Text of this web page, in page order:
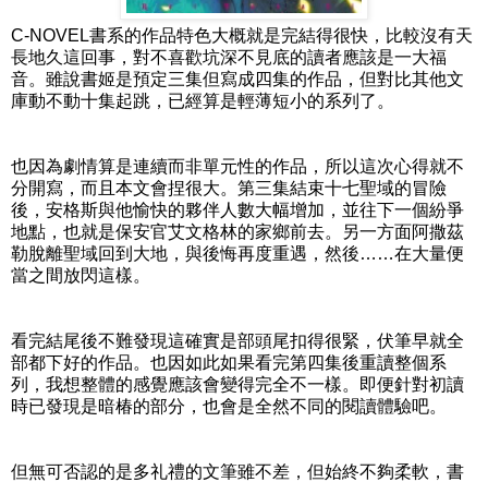
C-NOVEL書系的作品特色大概就是完結得很快，比較沒有天
長地久這回事，對不喜歡坑深不見底的讀者應該是一大福
音。雖說書姬是預定三集但寫成四集的作品，但對比其他文
庫動不動十集起跳，已經算是輕薄短小的系列了。
也因為劇情算是連續而非單元性的作品，所以這次心得就不
分開寫，而且本文會捏很大。第三集結束十七聖域的冒險
後，安格斯與他愉快的夥伴人數大幅增加，並往下一個紛爭
地點，也就是保安官艾文格林的家鄉前去。另一方面阿撒茲
勒脫離聖域回到大地，與後悔再度重遇，然後……在大量便
當之間放閃這樣。
看完結尾後不難發現這確實是部頭尾扣得很緊，伏筆早就全
部都下好的作品。也因如此如果看完第四集後重讀整個系
列，我想整體的感覺應該會變得完全不一樣。即便針對初讀
時已發現是暗椿的部分，也會是全然不同的閱讀體驗吧。
但無可否認的是多礼禮的文筆雖不差，但始終不夠柔軟，書